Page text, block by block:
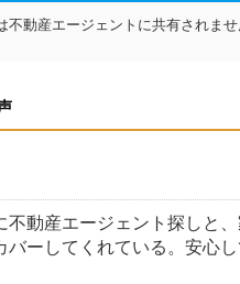
不動産エージェントに共有されませ
不動産エージェント探しと
ーしてくれている。安心